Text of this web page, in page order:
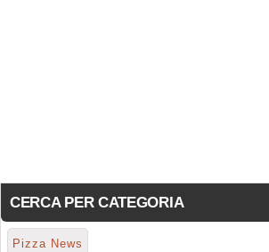
CERCA PER CATEGORIA
Pizza News